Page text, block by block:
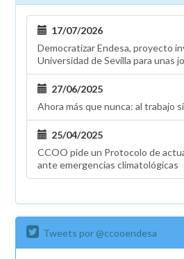
17/07/2026
Democratizar Endesa, proyecto
Universidad de Sevilla para unas
27/06/2025
Ahora más que nunca: al trabajo
25/04/2025
CCOO pide un Protocolo de
ante emergencias climatológicas
Tweets por @ccooendesa